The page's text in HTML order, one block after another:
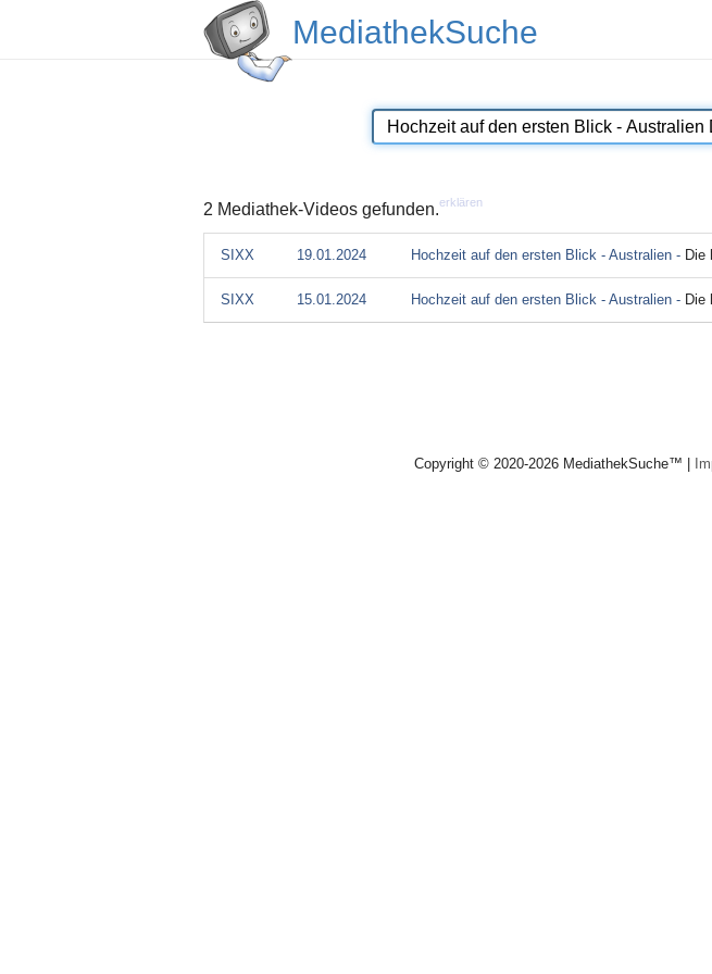
MediathekSuche
2 Mediathek-Videos gefunden.erklären
SIXX 19.01.2024 Hochzeit auf den ersten Blick - Australien - Die
SIXX 15.01.2024 Hochzeit auf den ersten Blick - Australien - Die
Copyright © 2020-2026 MediathekSuche™ |